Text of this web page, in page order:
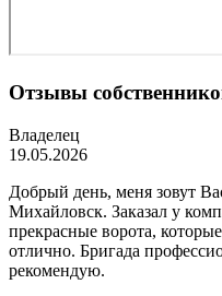
Отзывы
Владелец
19.05.2026
Добрый день, меня зовут
Михайловск. Заказал у
прекрасные ворота,
отлично. Бригада
рекомендую.